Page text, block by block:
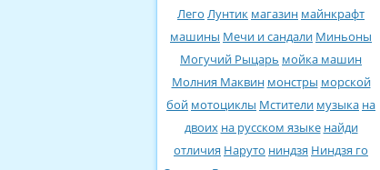
Лего Лунтик магазин майнкрафт
машины Мечи и сандали Миньоны
Могучий Рыцарь мойка машин
Молния Маквин монстры морской
бой мотоциклы Мстители музыка на
двоих на русском языке найди
отличия Наруто ниндзя Ниндзя го